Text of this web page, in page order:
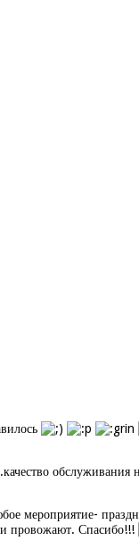
мероприятие-
и провожают. Спасибо!!!